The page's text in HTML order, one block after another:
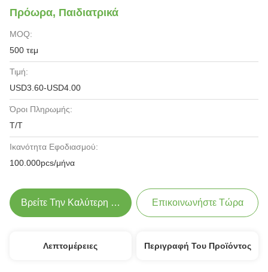
Πρόωρα, Παιδιατρικά
MOQ:
500 τεμ
Τιμή:
USD3.60-USD4.00
Όροι Πληρωμής:
T/T
Ικανότητα Εφοδιασμού:
100.000pcs/μήνα
Βρείτε Την Καλύτερη Τιμή Επικοινωνήστε Τώρα
Λεπτομέρειες Περιγραφή Του Προϊόντος